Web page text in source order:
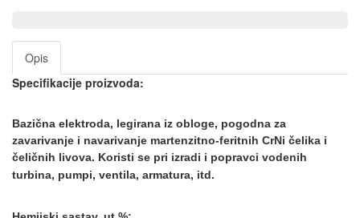
Opis
Specifikacije proizvoda:
Bazična elektroda, legirana iz obloge, pogodna za
zavarivanje i navarivanje martenzitno-feritnih CrNi čelika i
čeličnih livova. Koristi se pri izradi i popravci vodenih
turbina, pumpi, ventila, armatura, itd.